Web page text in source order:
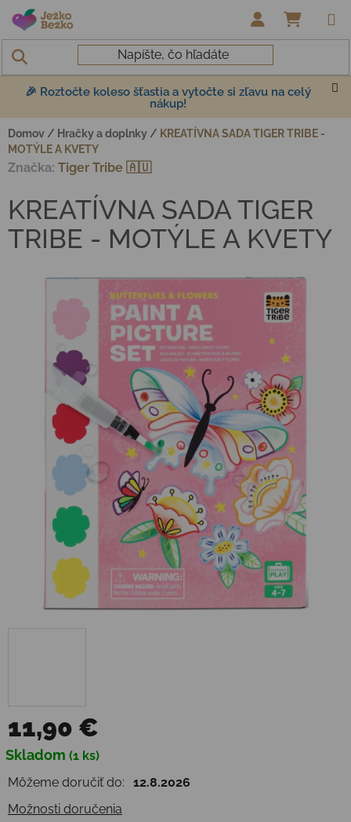
Prejsť na obsah
🎉 Roztočte koleso šťastia a vytočte si zľavu na celý
nákup!
Domov / Hračky a doplnky / KREATÍVNA SADA TIGER TRIBE -
MOTÝLE A KVETY
11,90 €
Jednotková cena:
Skladom (1 ks)
Môžeme doručiť do:
12.8.2026
Možnosti doručenia
KREATÍVNA SADA TIGER
TRIBE - MOTÝLE A KVETY
Značka: Tiger Tribe 🇦🇺